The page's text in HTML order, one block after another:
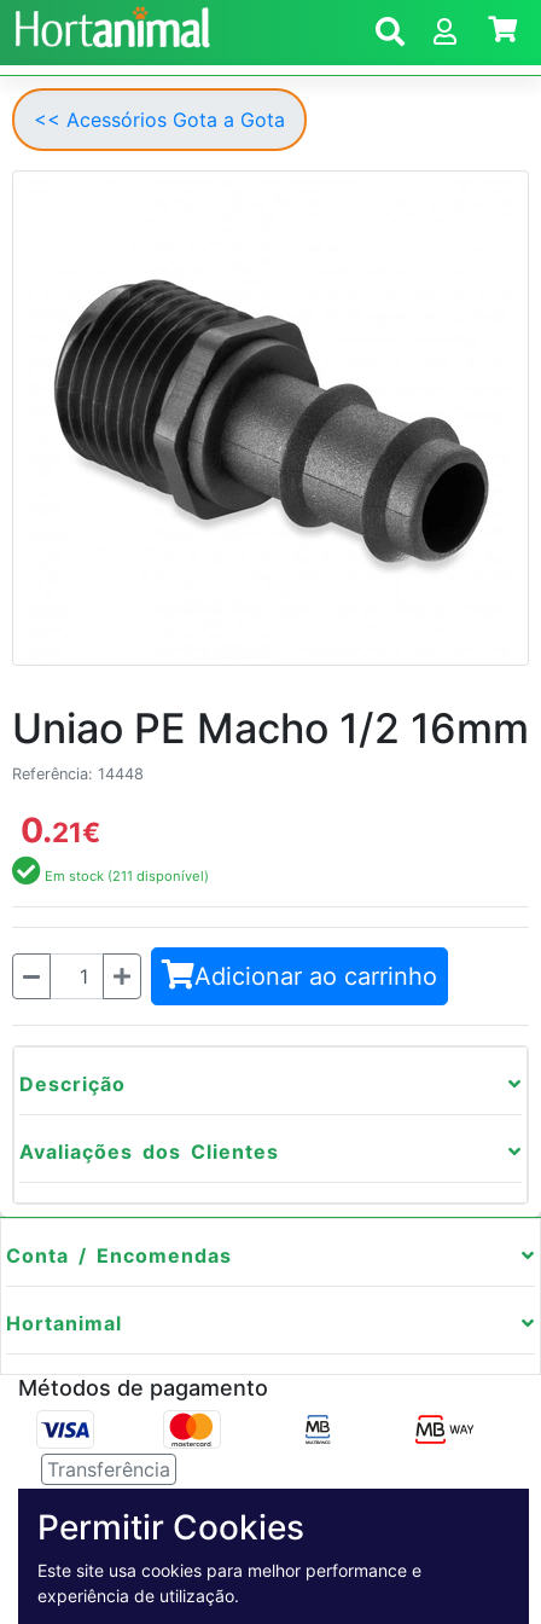
<< Acessórios Gota a Gota
Uniao PE Macho 1/2 16mm
Referência: 14448
0.21€
Em stock (211 disponível)
Quantidade Adicionar ao carrinho
Descrição
Avaliações dos Clientes
Conta / Encomendas
Hortanimal
Métodos de pagamento
Transferência
Pagamento Seguro
Permitir Cookies
Este site usa cookies para melhor performance e
experiência de utilização.